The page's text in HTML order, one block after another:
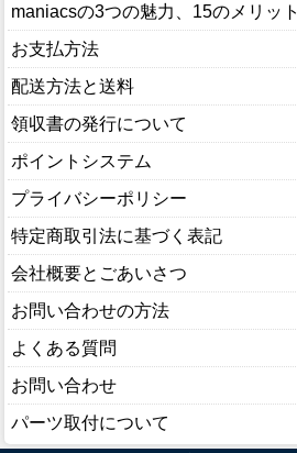
maniacsの3つの魅力、15のメリット
お支払方法
配送方法と送料
領収書の発行について
ポイントシステム
プライバシーポリシー
特定商取引法に基づく表記
会社概要とごあいさつ
お問い合わせの方法
よくある質問
お問い合わせ
パーツ取付について